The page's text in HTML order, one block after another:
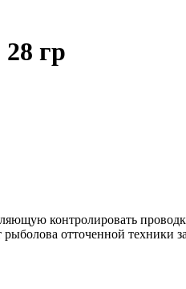
гр
контролировать
отточенной техники